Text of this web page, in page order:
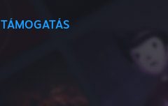
TÁMOGATÁS